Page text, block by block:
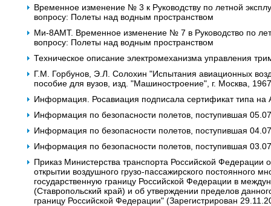
Временное изменение № 3 к Руководству по летной
вопросу: Полеты над водным пространством
Ми-8АМТ. Временное изменение № 7 в Руководство по
вопросу: Полеты над водным пространством
Техническое описание электромеханизма управления
Г.М. Горбунов, Э.Л. Солохин "Испытания авиационных
пособие для вузов, изд. "Машиностроение", г. Москва,
Информация. Росавиация подписала сертификат типа
Информация по безопасности полетов, поступившая
Информация по безопасности полетов, поступившая
Информация по безопасности полетов, поступившая
Приказ Министерства транспорта Российской
открытии воздушного грузо-пассажирского постоянного
государственную границу Российской Федерации в
(Ставропольский край) и об утверждении пределов
границу Российской Федерации" (Зарегистрирован